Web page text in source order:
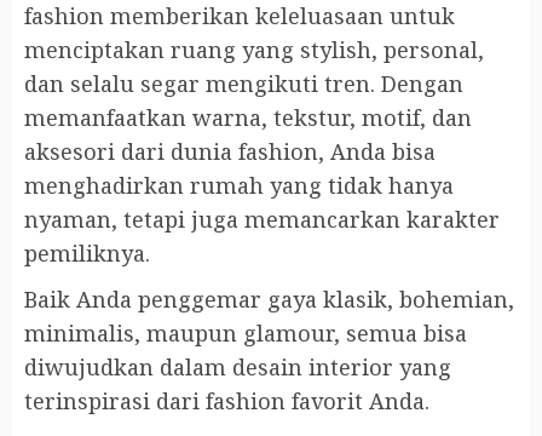
fashion memberikan keleluasaan untuk
menciptakan ruang yang stylish, personal,
dan selalu segar mengikuti tren. Dengan
memanfaatkan warna, tekstur, motif, dan
aksesori dari dunia fashion, Anda bisa
menghadirkan rumah yang tidak hanya
nyaman, tetapi juga memancarkan karakter
pemiliknya.
Baik Anda penggemar gaya klasik, bohemian,
minimalis, maupun glamour, semua bisa
diwujudkan dalam desain interior yang
terinspirasi dari fashion favorit Anda.